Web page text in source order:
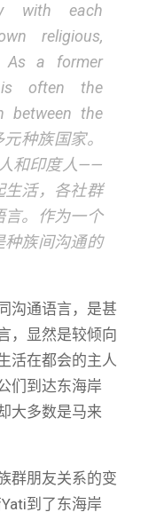
with each
religious,
As a former
is often the
between the
种族国家。
和印度人——
生活，各社群
言。作为一个
种族间沟通的
沟通语言，是甚
，显然是较倾向
活在都会的主人
们到达东海岸
大多数是马来
群朋友关系的变
到了东海岸